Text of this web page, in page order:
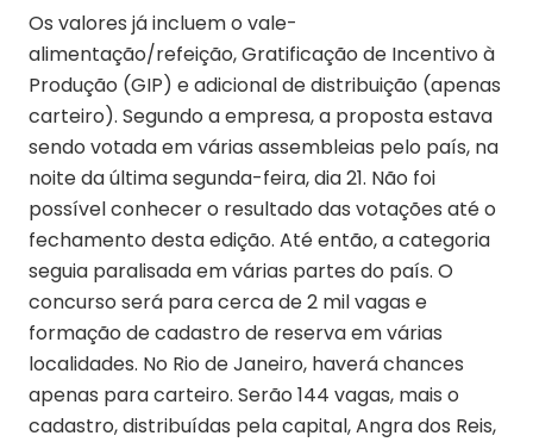
Os valores já incluem o vale-
alimentação/refeição, Gratificação de Incentivo à
Produção (GIP) e adicional de distribuição (apenas
carteiro). Segundo a empresa, a proposta estava
sendo votada em várias assembleias pelo país, na
noite da última segunda-feira, dia 21. Não foi
possível conhecer o resultado das votações até o
fechamento desta edição. Até então, a categoria
seguia paralisada em várias partes do país. O
concurso será para cerca de 2 mil vagas e
formação de cadastro de reserva em várias
localidades. No Rio de Janeiro, haverá chances
apenas para carteiro. Serão 144 vagas, mais o
cadastro, distribuídas pela capital, Angra dos Reis,